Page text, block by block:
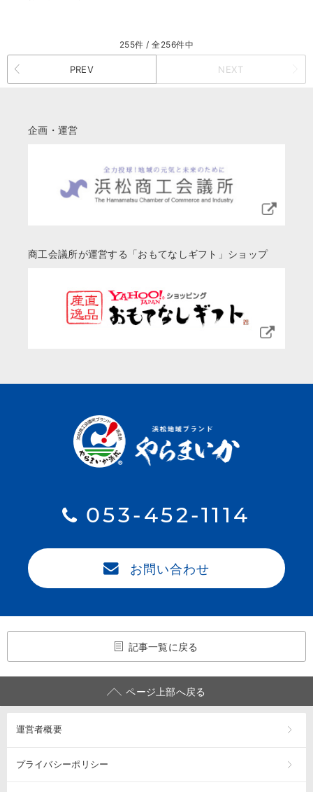
255件 / 全256件中
PREV NEXT
企画・運営
商工会議所が運営する「おもてなしギフト」ショップ
053-452-1114
お問い合わせ
記事一覧に戻る
ページ上部へ戻る
運営者概要
プライバシーポリシー